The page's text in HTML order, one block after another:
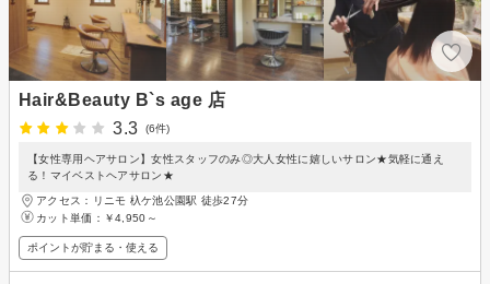
Hair&Beauty B`s age 店
3.3
(6件)
【女性専用ヘアサロン】女性スタッフのみ◎大人女性に嬉しいサロン★気軽に通え
る！マイベストヘアサロン★
アクセス：リニモ 杁ケ池公園駅 徒歩27分
カット単価： ￥4,950～
ポイントが貯まる・使える